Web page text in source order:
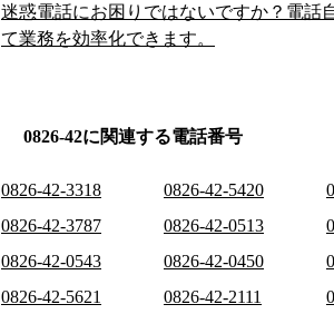
迷惑電話にお困りではないですか？電話
て業務を効率化できます。
0826-42に関連する電話番号
0826-42-3318 0826-42-5420
0826-42-3787
0826-42-0513
0826-42-0543
0826-42-0450
0826-42-5621
0826-42-2111